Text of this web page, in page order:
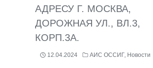
АДРЕСУ Г. МОСКВА,
ДОРОЖНАЯ УЛ., ВЛ.3,
КОРП.3А.
12.04.2024 АИС ОССИГ, Новости